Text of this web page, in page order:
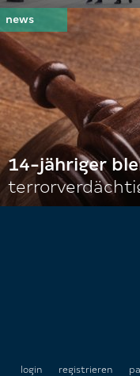
14-jähriger
login registrieren